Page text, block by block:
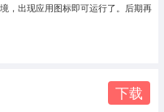
，出现应用图标即可运行了。
后期再
下载